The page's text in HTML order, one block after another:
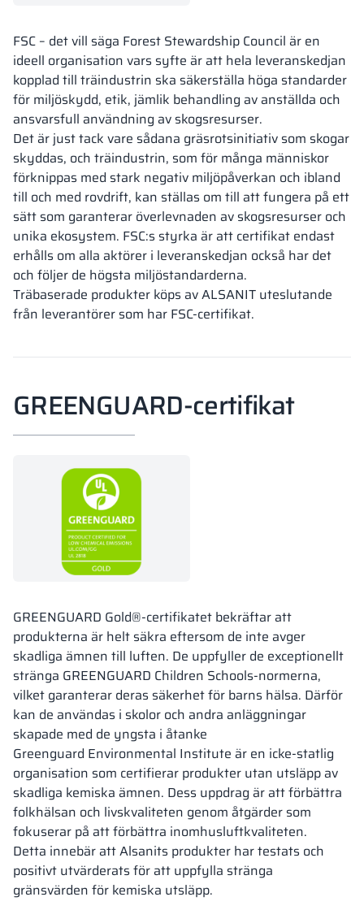
FSC – det vill säga Forest Stewardship Council är en
ideell organisation vars syfte är att hela leveranskedjan
kopplad till träindustrin ska säkerställa höga standarder
för miljöskydd, etik, jämlik behandling av anställda och
ansvarsfull användning av skogsresurser.
Det är just tack vare sådana gräsrotsinitiativ som skogar
skyddas, och träindustrin, som för många människor
förknippas med stark negativ miljöpåverkan och ibland
till och med rovdrift, kan ställas om till att fungera på ett
sätt som garanterar överlevnaden av skogsresurser och
unika ekosystem. FSC:s styrka är att certifikat endast
erhålls om alla aktörer i leveranskedjan också har det
och följer de högsta miljöstandarderna.
Träbaserade produkter köps av ALSANIT uteslutande
från leverantörer som har FSC-certifikat.
GREENGUARD-certifikat
GREENGUARD Gold®-certifikatet bekräftar att
produkterna är helt säkra eftersom de inte avger
skadliga ämnen till luften. De uppfyller de exceptionellt
stränga GREENGUARD Children Schools-normerna,
vilket garanterar deras säkerhet för barns hälsa. Därför
kan de användas i skolor och andra anläggningar
skapade med de yngsta i åtanke
Greenguard Environmental Institute är en icke-statlig
organisation som certifierar produkter utan utsläpp av
skadliga kemiska ämnen. Dess uppdrag är att förbättra
folkhälsan och livskvaliteten genom åtgärder som
fokuserar på att förbättra inomhusluftkvaliteten.
Detta innebär att Alsanits produkter har testats och
positivt utvärderats för att uppfylla stränga
gränsvärden för kemiska utsläpp.